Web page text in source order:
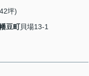
坪)
豆町貝場13-1